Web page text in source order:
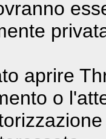
aprire
o